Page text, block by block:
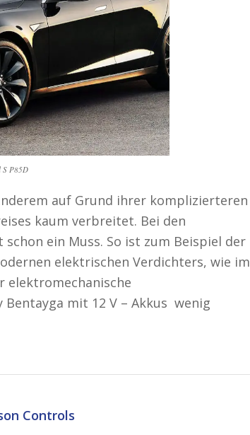
S P85D
auf Grund ihrer komplizierteren
kaum verbreitet. Bei den
ein Muss. So ist zum Beispiel der
elektrischen Verdichters, wie im
elektromechanische
mit 12 V – Akkus wenig
Controls